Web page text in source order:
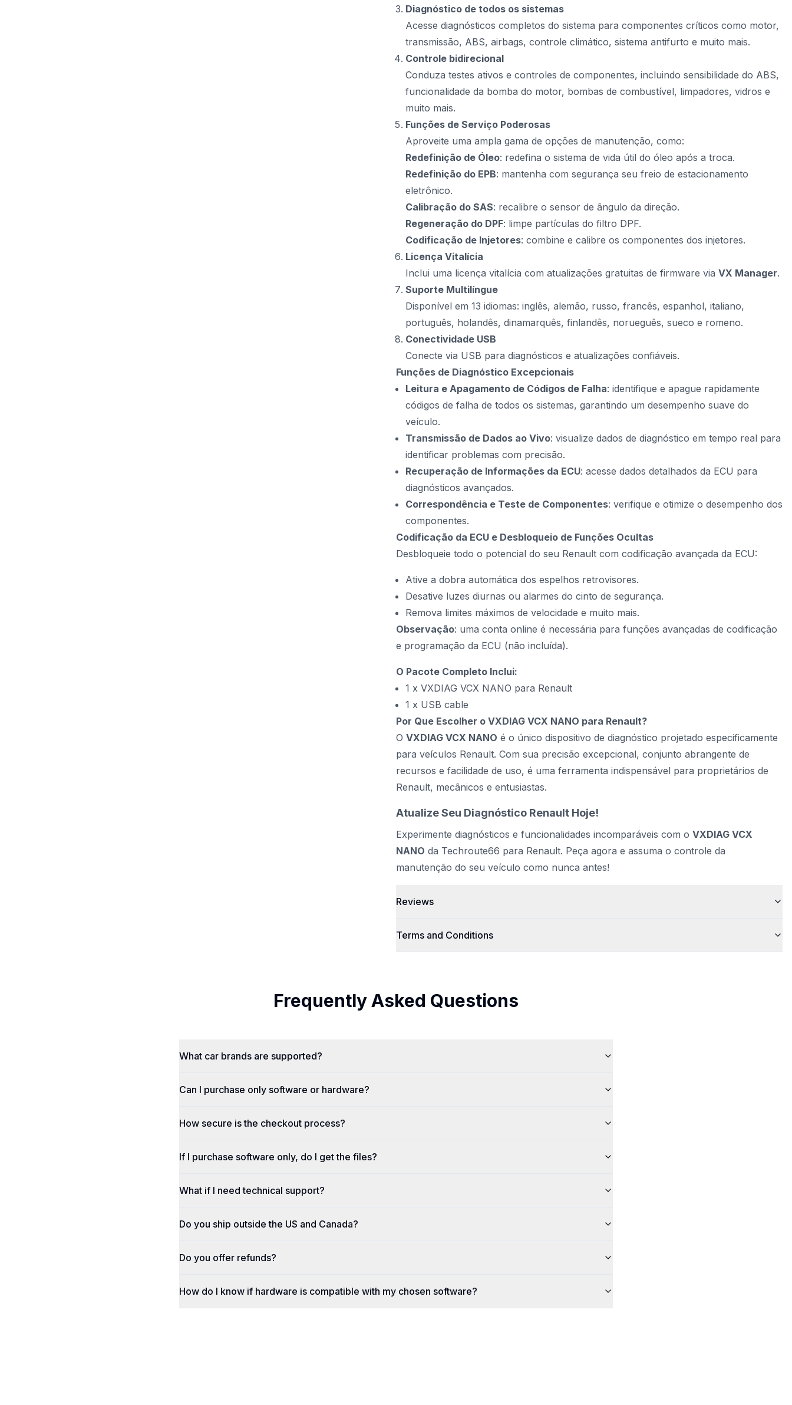
Diagnóstico de todos os sistemas
Acesse diagnósticos completos do sistema para componentes críticos como motor,
transmissão, ABS, airbags, controle climático, sistema antifurto e muito mais.
Controle bidirecional
Conduza testes ativos e controles de componentes, incluindo sensibilidade do ABS,
funcionalidade da bomba do motor, bombas de combustível, limpadores, vidros e
muito mais.
Funções de Serviço Poderosas
Aproveite uma ampla gama de opções de manutenção, como:
Redefinição de Óleo: redefina o sistema de vida útil do óleo após a troca.
Redefinição do EPB: mantenha com segurança seu freio de estacionamento
eletrônico.
Calibração do SAS: recalibre o sensor de ângulo da direção.
Regeneração do DPF: limpe partículas do filtro DPF.
Codificação de Injetores: combine e calibre os componentes dos injetores.
Licença Vitalícia
Inclui uma licença vitalícia com atualizações gratuitas de firmware via VX Manager.
Suporte Multilíngue
Disponível em 13 idiomas: inglês, alemão, russo, francês, espanhol, italiano,
português, holandês, dinamarquês, finlandês, norueguês, sueco e romeno.
Conectividade USB
Conecte via USB para diagnósticos e atualizações confiáveis.
Funções de Diagnóstico Excepcionais
Leitura e Apagamento de Códigos de Falha: identifique e apague rapidamente
códigos de falha de todos os sistemas, garantindo um desempenho suave do
veículo.
Transmissão de Dados ao Vivo: visualize dados de diagnóstico em tempo real para
identificar problemas com precisão.
Recuperação de Informações da ECU: acesse dados detalhados da ECU para
diagnósticos avançados.
Correspondência e Teste de Componentes: verifique e otimize o desempenho dos
componentes.
Codificação da ECU e Desbloqueio de Funções Ocultas
Desbloqueie todo o potencial do seu Renault com codificação avançada da ECU:
Ative a dobra automática dos espelhos retrovisores.
Desative luzes diurnas ou alarmes do cinto de segurança.
Remova limites máximos de velocidade e muito mais.
Observação: uma conta online é necessária para funções avançadas de codificação
e programação da ECU (não incluída).
O Pacote Completo Inclui:
1 x VXDIAG VCX NANO para Renault
1 x USB cable
Por Que Escolher o VXDIAG VCX NANO para Renault?
O VXDIAG VCX NANO é o único dispositivo de diagnóstico projetado especificamente
para veículos Renault. Com sua precisão excepcional, conjunto abrangente de
recursos e facilidade de uso, é uma ferramenta indispensável para proprietários de
Renault, mecânicos e entusiastas.
Atualize Seu Diagnóstico Renault Hoje!
Experimente diagnósticos e funcionalidades incomparáveis com o VXDIAG VCX
NANO da Techroute66 para Renault. Peça agora e assuma o controle da
manutenção do seu veículo como nunca antes!
Reviews
Terms and Conditions
Frequently Asked Questions
What car brands are supported?
Can I purchase only software or hardware?
How secure is the checkout process?
If I purchase software only, do I get the files?
What if I need technical support?
Do you ship outside the US and Canada?
Do you offer refunds?
How do I know if hardware is compatible with my chosen software?